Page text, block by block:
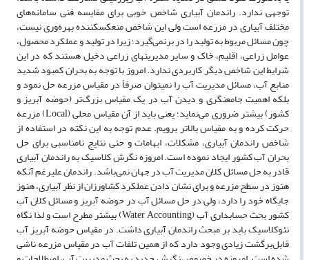
توجهی ندارد. راندمان آبیاری شاخص خوبی برای مقایسه فنی سامانه‌های
مختلف آبیاری در مزرعه است ولی این شاخص منعکس­کننده بهره‌وری نیست،
چون مسائل مربوط به تولید را در برنمی‌گیرد؛ زیرا در تولید و عملکرد محصول،
عوامل زراعی، اقلیم، خاک و سایر مدیریت­های زراعی دخیل هستند که در این
شرایط این شاخص دیگر کاربردی ندارد. امروز با توجه به بحران کمبود شدید
منابع آب، مسائل مدیریت آب را نمی­توان صرفاً در مقیاس مزرعه حل نمود و
بلکه اهمیت جامع­نگری و دیدن آب در یک مقیاس بزرگ‌تر (حوضه آبریز و
کشور) بیشتر ضروری می‌نماید؛ یعنی باید از آن مقیاس محلی (Local) مزرعه
حرکت کرده و به مقیاس بالاتر برویم. عدم توجه به این نکته در استفاده از
شاخص راندمان آبیاری، مشکلات، ابهامات و حتی نتایج نامناسبی برای حل
بحران آب کشور ایجاد نموده است. امروزه نگرش کلاسیک به راندمان آبیاری
قادر به حل مسائل کلان مدیریت آب در جهان نمی‌باشد. راندمان علیرغم آنکه
هنوز در سطح مزرعه و برای نشان دادن عملکرد کشاورزان از نظر آبیاری، هنوز
جایگاه خود را دارد، ولی در حل مسائل آب در حوضه آبریز و مسائل کلان آب
کشور بحث حسابداری آب (Water Accounting) بیشتر مطرح است و لذا نگاه
نئوکلاسیک باید بر مبحث راندمان آبیاری داشت. در مقیاس حوضه آبریز آب
قابل‌برگشت زیادی وجود دارد که از همین تلفات آب در مقیاس مزرعه ناشی